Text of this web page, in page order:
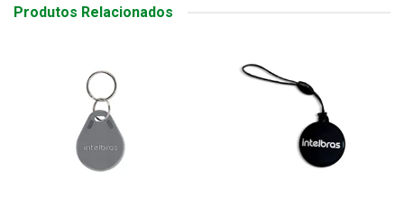
Produtos Relacionados